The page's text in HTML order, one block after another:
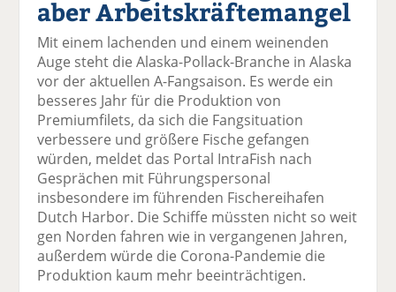
el
a
uf
F
ac
e
b
o
o
te
il
e
n
el
t
wi
tt
er
el
a
uf
Li
n
di
n
il
e
n
el
p
er
E
m
n
d
e
n
el
D
ck
aber Arbeitskräftemangel
Mit einem lachenden und einem weinenden
Auge steht die Alaska-Pollack-Branche in Alaska
vor der aktuellen A-Fangsaison. Es werde ein
besseres Jahr für die Produktion von
Premiumfilets, da sich die Fangsituation
verbessere und größere Fische gefangen
würden, meldet das Portal IntraFish nach
Gesprächen mit Führungspersonal
insbesondere im führenden Fischereihafen
Dutch Harbor. Die Schiffe müssten nicht so weit
gen Norden fahren wie in vergangenen Jahren,
außerdem würde die Corona-Pandemie die
Produktion kaum mehr beeinträchtigen.